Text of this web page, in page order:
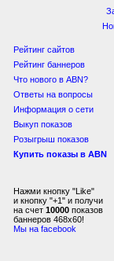
Рейтинг сайтов
Рейтинг баннеров
Что нового в ABN?
Ответы на вопросы
Информация о сети
Выкуп показов
Розыгрыш показов
Купить показы в ABN
Нажми кнопку "Like"
и кнопку "+1" и получи
на счет 10000 показов
баннеров 468x60!
Мы на facebook